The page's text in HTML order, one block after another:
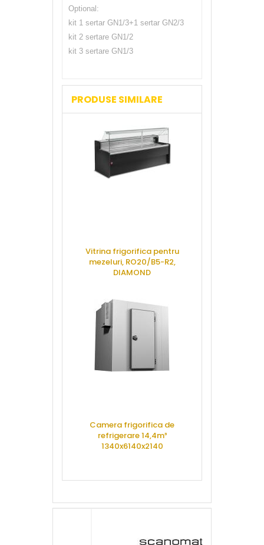
Optional:
kit 1 sertar GN1/3+1 sertar GN2/3
kit 2 sertare GN1/2
kit 3 sertare GN1/3
PRODUSE SIMILARE
Vitrina frigorifica pentru
mezeluri, RO20/B5-R2,
DIAMOND
Camera frigorifica de
refrigerare 14,4m³
1340x6140x2140